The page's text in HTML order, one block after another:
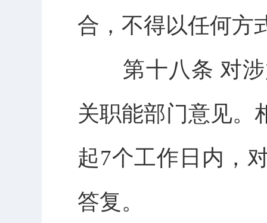
合，不得以任何方
第十八条 对涉
关职能部门意见。
起7个工作日内，
答复。